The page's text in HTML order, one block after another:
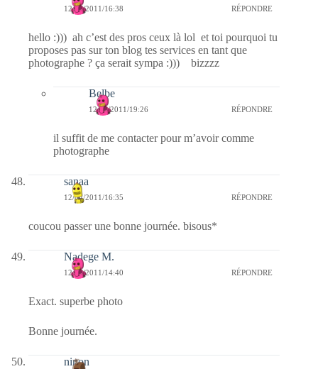
12/04/2011/16:38 RÉPONDRE
hello :))) ah c’est des pros ceux là lol et toi pourquoi tu
proposes pas sur ton blog tes services en tant que
photographe ? ça serait sympa :))) bizzzz
Belbe
12/04/2011/19:26 RÉPONDRE
il suffit de me contacter pour m’avoir comme
photographe
sanaa
12/04/2011/16:35 RÉPONDRE
coucou passer une bonne journée. bisous*
Nadege M.
12/04/2011/14:40 RÉPONDRE
Exact. superbe photo
Bonne journée.
ninon